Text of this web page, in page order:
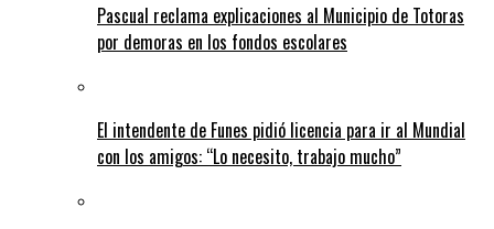
Pascual reclama explicaciones al Municipio de Totoras
por demoras en los fondos escolares
El intendente de Funes pidió licencia para ir al Mundial
con los amigos: “Lo necesito, trabajo mucho”